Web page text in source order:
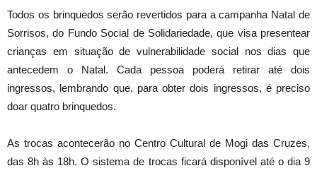
Todos os brinquedos serão revertidos para a campanha Natal de
Sorrisos, do Fundo Social de Solidariedade, que visa presentear
crianças em situação de vulnerabilidade social nos dias que
antecedem o Natal. Cada pessoa poderá retirar até dois
ingressos, lembrando que, para obter dois ingressos, é preciso
doar quatro brinquedos.
As trocas acontecerão no Centro Cultural de Mogi das Cruzes,
das 8h às 18h. O sistema de trocas ficará disponível até o dia 9